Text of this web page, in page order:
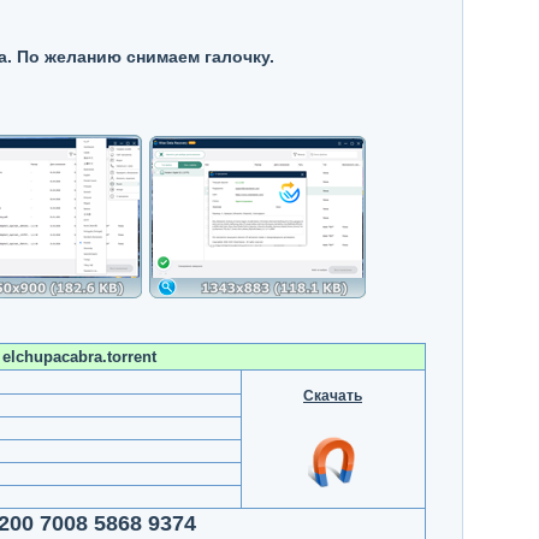
По желанию снимаем галочку.
Скачать
7008 5868 9374